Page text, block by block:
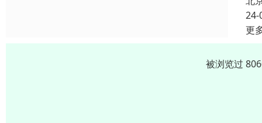
24-
更
被浏览过